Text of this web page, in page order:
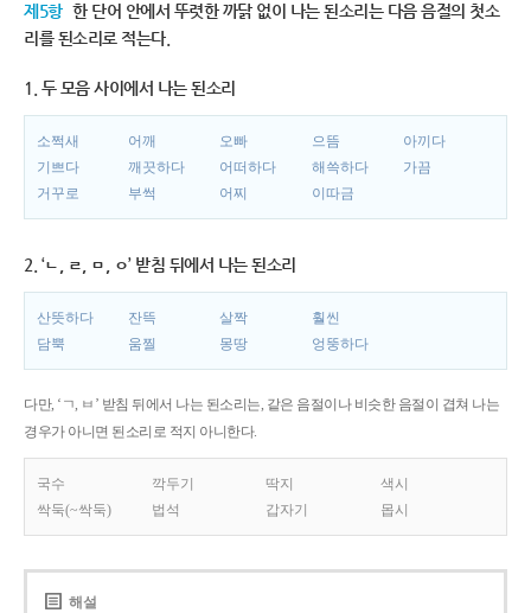
제5항 한 단어 안에서 뚜렷한 까닭 없이 나는 된소리는 다음 음절의 첫소
리를 된소리로 적는다.
1. 두 모음 사이에서 나는 된소리
소쩍새 어깨 오빠 으뜸
아끼다
기쁘다
깨끗하다 어떠하다 해쓱하다
가끔
거꾸로
부썩 어찌 이따금
2. ‘ㄴ, ㄹ, ㅁ, ㅇ’ 받침 뒤에서 나는 된소리
산뜻하다 잔뜩 살짝
훨씬
담뿍
움찔 몽땅 엉뚱하다
다만, ‘ㄱ, ㅂ’ 받침 뒤에서 나는 된소리는, 같은 음절이나 비슷한 음절이 겹쳐 나는
경우가 아니면 된소리로 적지 아니한다.
국수 깍두기 딱지
색시
싹둑(~싹둑)
법석 갑자기 몹시
해설